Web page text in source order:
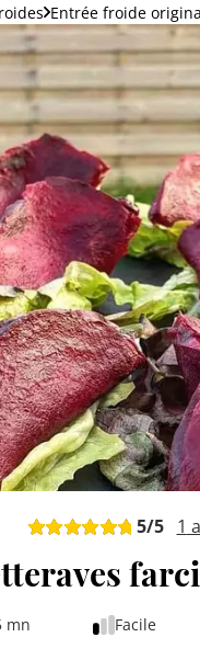
Entrée froide
5/5 1
mn Facile